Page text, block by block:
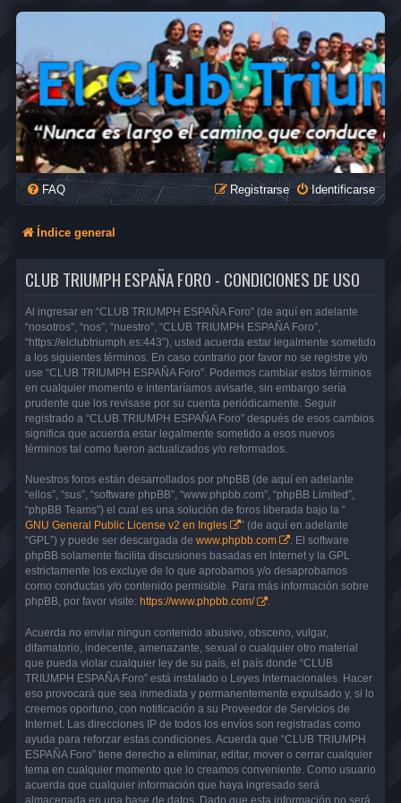
FAQ Identificarse
Registrarse
Índice general
CLUB TRIUMPH ESPAÑA FORO - CONDICIONES DE USO
Al ingresar en “CLUB TRIUMPH ESPAÑA Foro” (de aquí en adelante
“nosotros”, “nos”, “nuestro”, “CLUB TRIUMPH ESPAÑA Foro”,
“https://elclubtriumph.es:443”), usted acuerda estar legalmente sometido
a los siguientes términos. En caso contrario por favor no se registre y/o
use “CLUB TRIUMPH ESPAÑA Foro”. Podemos cambiar estos términos
en cualquier momento e intentaríamos avisarle, sin embargo sería
prudente que los revisase por su cuenta periódicamente. Seguir
registrado a “CLUB TRIUMPH ESPAÑA Foro” después de esos cambios
significa que acuerda estar legalmente sometido a esos nuevos
términos tal como fueron actualizados y/o reformados.
Nuestros foros están desarrollados por phpBB (de aquí en adelante
“ellos”, “sus”, “software phpBB”, “www.phpbb.com”, “phpBB Limited”,
“phpBB Teams”) el cual es una solución de foros liberada bajo la “
GNU General Public License v2 en Ingles
” (de aquí en adelante
“GPL”) y puede ser descargada de www.phpbb.com
. El software
phpBB solamente facilita discusiones basadas en Internet y la GPL
estrictamente los excluye de lo que aprobamos y/o desaprobamos
como conductas y/o contenido permisible. Para más información sobre
phpBB, por favor visite: https://www.phpbb.com/ .
Acuerda no enviar ningun contenido abusivo, obsceno, vulgar,
difamatorio, indecente, amenazante, sexual o cualquier otro material
que pueda violar cualquier ley de su país, el país donde “CLUB
TRIUMPH ESPAÑA Foro” está instalado o Leyes Internacionales. Hacer
eso provocará que sea inmediata y permanentemente expulsado y, si lo
creemos oportuno, con notificación a su Proveedor de Servicios de
Internet. Las direcciones IP de todos los envíos son registradas como
ayuda para reforzar estas condiciones. Acuerda que “CLUB TRIUMPH
ESPAÑA Foro” tiene derecho a eliminar, editar, mover o cerrar cualquier
tema en cualquier momento que lo creamos conveniente. Como usuario
acuerda que cualquier información que haya ingresado será
almacenada en una base de datos. Dado que esta información no será